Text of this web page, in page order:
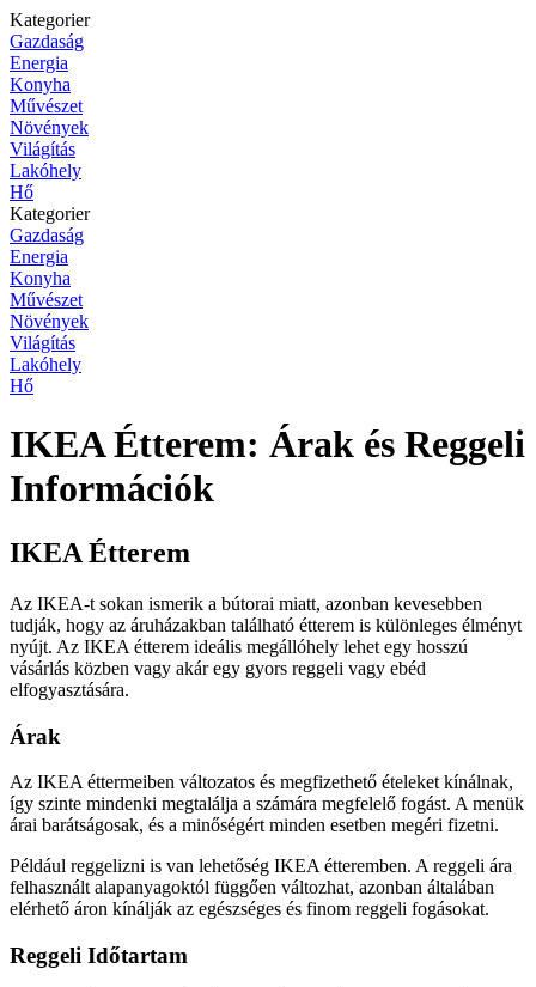
Kategorier
Gazdaság
Energia
Konyha
Művészet
Növények
Világítás
Lakóhely
Hő
Kategorier
Gazdaság
Energia
Konyha
Művészet
Növények
Világítás
Lakóhely
Hő
IKEA Étterem: Árak és Reggeli
Információk
IKEA Étterem
Az IKEA-t sokan ismerik a bútorai miatt, azonban kevesebben
tudják, hogy az áruházakban található étterem is különleges élményt
nyújt. Az IKEA étterem ideális megállóhely lehet egy hosszú
vásárlás közben vagy akár egy gyors reggeli vagy ebéd
elfogyasztására.
Árak
Az IKEA éttermeiben változatos és megfizethető ételeket kínálnak,
így szinte mindenki megtalálja a számára megfelelő fogást. A menük
árai barátságosak, és a minőségért minden esetben megéri fizetni.
Például reggelizni is van lehetőség IKEA étteremben. A reggeli ára
felhasznált alapanyagoktól függően változhat, azonban általában
elérhető áron kínálják az egészséges és finom reggeli fogásokat.
Reggeli Időtartam